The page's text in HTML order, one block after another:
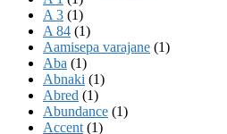
A 3 (1)
A 84 (1)
Aamisepa varajane (1)
Aba (1)
Abnaki (1)
Abred (1)
Abundance (1)
Accent (1)